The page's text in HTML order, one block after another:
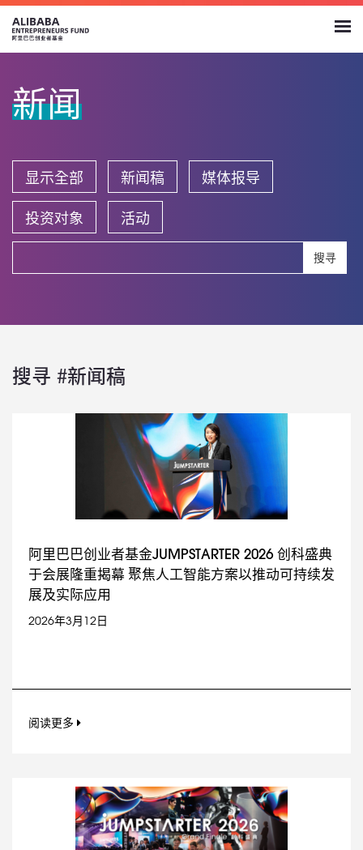
新闻
显示全部 新闻稿 媒体报导
投资对象 活动
搜寻
搜寻 #新闻稿
阿里巴巴创业者基金JUMPSTARTER 2026 创科盛典
于会展隆重揭幕 聚焦人工智能方案以推动可持续发
展及实际应用
2026年3月12日
阅读更多